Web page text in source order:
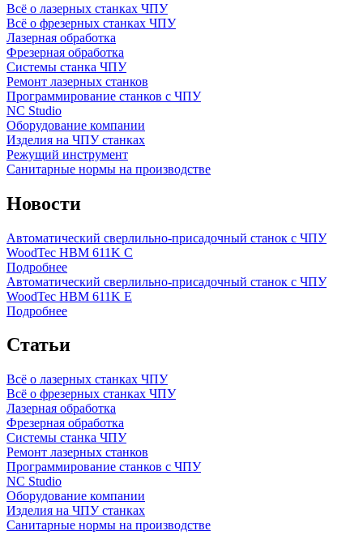
Всё о лазерных станках ЧПУ
Всё о фрезерных станках ЧПУ
Лазерная обработка
Фрезерная обработка
Системы станка ЧПУ
Ремонт лазерных станков
Программирование станков с ЧПУ
NC Studio
Оборудование компании
Изделия на ЧПУ станках
Режущий инструмент
Санитарные нормы на производстве
Новости
Автоматический сверлильно-присадочный станок с ЧПУ
WoodTec HBM 611K C
Подробнее
Автоматический сверлильно-присадочный станок с ЧПУ
WoodTec HBM 611K E
Подробнее
Статьи
Всё о лазерных станках ЧПУ
Всё о фрезерных станках ЧПУ
Лазерная обработка
Фрезерная обработка
Системы станка ЧПУ
Ремонт лазерных станков
Программирование станков с ЧПУ
NC Studio
Оборудование компании
Изделия на ЧПУ станках
Санитарные нормы на производстве